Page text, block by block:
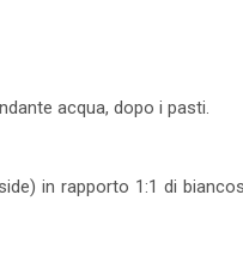
acqua, dopo i pasti.
in rapporto 1:1 di